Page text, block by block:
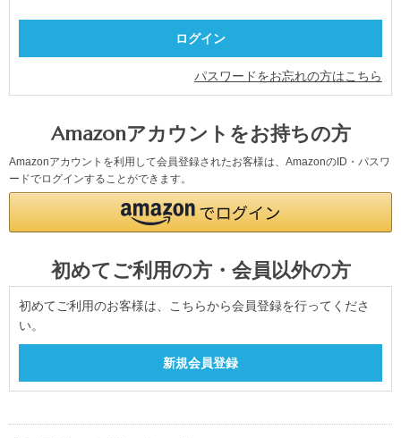
パスワードをお忘れの方はこちら
Amazonアカウントをお持ちの方
Amazonアカウントを利用して会員登録されたお客様は、AmazonのID・パスワ
ードでログインすることができます。
初めてご利用の方・会員以外の方
初めてご利用のお客様は、こちらから会員登録を行ってくださ
い。